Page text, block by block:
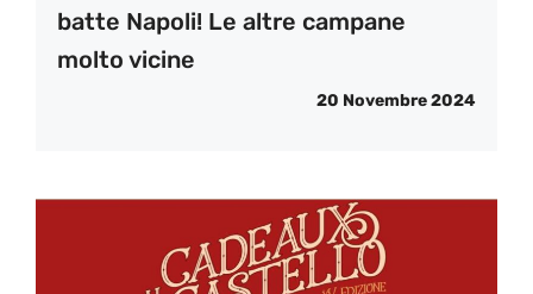
batte Napoli! Le altre campane
molto vicine
20 Novembre 2024